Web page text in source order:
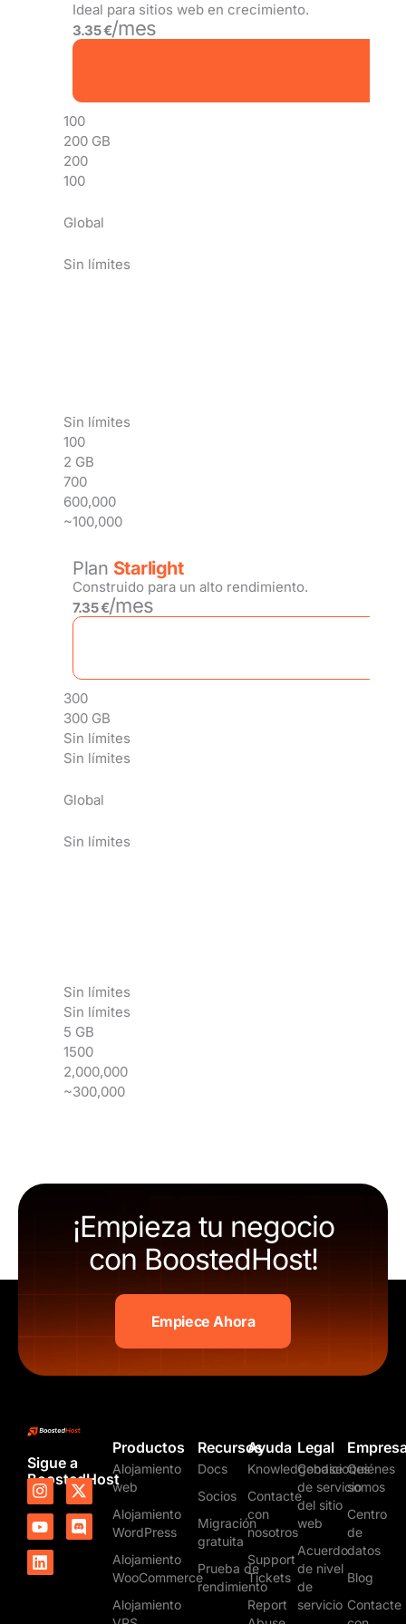
Ideal para sitios web en crecimiento.
3.35 €/mes
100
200 GB
200
100
Global
Sin límites
Sin límites
100
2 GB
700
600,000
~100,000
Plan Starlight
Construido para un alto rendimiento.
7.35 €/mes
300
300 GB
Sin límites
Sin límites
Global
Sin límites
Sin límites
Sin límites
5 GB
1500
2,000,000
~300,000
¡Empieza tu negocio
con BoostedHost!
Empiece Ahora
Sigue a
BoostedHost
I
n
s
t
a
g
X
-
t
w
Y
o
u
t
u
b
D
i
s
c
L
i
n
k
e
d
Productos
Alojamiento
web
Alojamiento
WordPress
Alojamiento
WooCommerce
Alojamiento
Recursos
Docs
Socios
Migración
gratuita
Prueba de
rendimiento
Ayuda
Knowledgebase
Contacte
con
nosotros
Support
Tickets
Report
Legal
Condiciones
de servicio
del sitio
web
Acuerdo
de nivel
de
servicio
Quiénes
somos
Centro
de
datos
Blog
Contacte